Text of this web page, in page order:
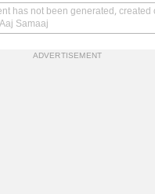
has not been generated, created
Samaaj
ADVERTISEMENT